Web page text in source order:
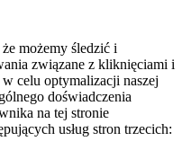
możemy śledzić i
związane z kliknięciami i
celu optymalizacji naszej
doświadczenia
na tej stronie
usług stron trzecich: